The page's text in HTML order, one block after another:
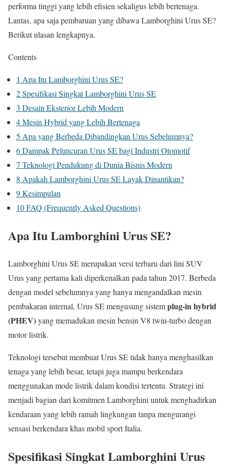
performa tinggi yang lebih efisien sekaligus lebih bertenaga.
Lantas, apa saja pembaruan yang dibawa Lamborghini Urus SE?
Berikut ulasan lengkapnya.
Contents
1 Apa Itu Lamborghini Urus SE?
2Spesifikasi Singkat Lamborghini Urus SE
3 Desain Eksterior Lebih Modern
4Mesin Hybrid yang Lebih Bertenaga
5 Apa yang Berbeda Dibandingkan Urus Sebelumnya?
6Dampak Peluncuran Urus SE bagi Industri Otomotif
7 Teknologi Pendukung di Dunia Bisnis Modern
8 Apakah Lamborghini Urus SE Layak Dinantikan?
9Kesimpulan
10FAQ (Frequently Asked Questions)
Apa Itu Lamborghini Urus SE?
Lamborghini Urus SE merupakan versi terbaru dari lini SUV
Urus yang pertama kali diperkenalkan pada tahun 2017. Berbeda
dengan model sebelumnya yang hanya mengandalkan mesin
pembakaran internal, Urus SE mengusung sistemplug-in hybrid
(PHEV)yang memadukan mesin bensin V8 twin-turbo dengan
motor listrik.
Teknologi tersebut membuat Urus SE tidak hanya menghasilkan
tenaga yang lebih besar, tetapi juga mampu berkendara
menggunakan mode listrik dalam kondisi tertentu. Strategi ini
menjadi bagian dari komitmen Lamborghini untuk menghadirkan
kendaraan yang lebih ramah lingkungan tanpa mengurangi
sensasi berkendara khas mobil sport Italia.
Spesifikasi Singkat Lamborghini Urus